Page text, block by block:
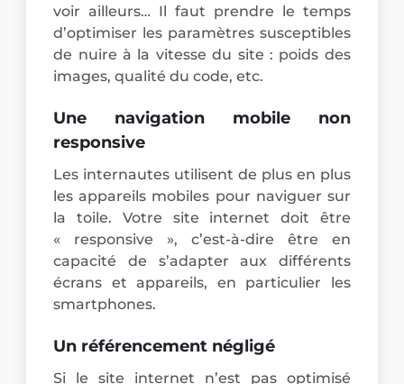
voir ailleurs… Il faut prendre le temps
d’optimiser les paramètres susceptibles
de nuire à la vitesse du site : poids des
images, qualité du code, etc.
Une navigation mobile non
responsive
Les internautes utilisent de plus en plus
les appareils mobiles pour naviguer sur
la toile. Votre site internet doit être
« responsive », c’est-à-dire être en
capacité de s’adapter aux différents
écrans et appareils, en particulier les
smartphones.
Un référencement négligé
Si le site internet n’est pas optimisé